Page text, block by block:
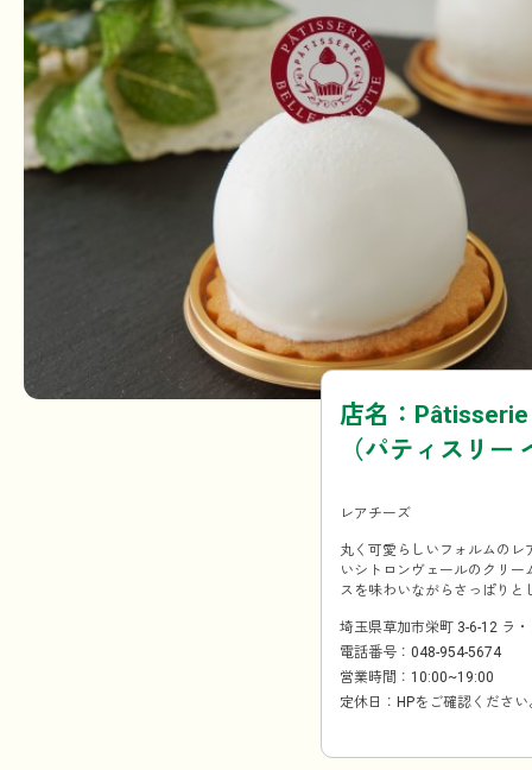
店名：
（パティスリー
レアチーズ
丸く可愛らしいフォルムの
いシトロンヴェールのクリ
スを味わいながらさっぱり
埼玉県草加市栄町 3-6-12 ラ
電話番号：048-954-5674
営業時間：10:00~19:00
定休日：HPをご確認ください